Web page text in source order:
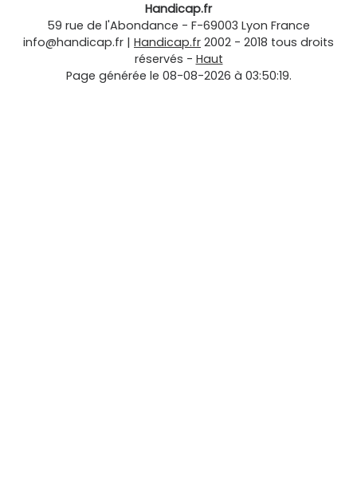
Handicap.fr
59 rue de l'Abondance - F-69003 Lyon France
info@handicap.fr | Handicap.fr 2002 - 2018 tous droits
réservés - Haut
Page générée le 08-08-2026 à 03:50:19.